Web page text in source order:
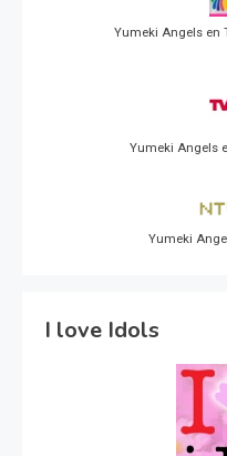
Yumeki Angels en
Yumeki Angels
Yumeki
I love Idols